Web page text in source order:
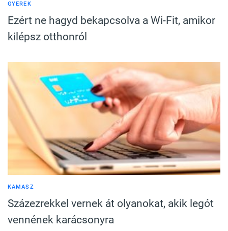
GYEREK
Ezért ne hagyd bekapcsolva a Wi-Fit, amikor
kilépsz otthonról
KAMASZ
Százezrekkel vernek át olyanokat, akik legót
vennének karácsonyra